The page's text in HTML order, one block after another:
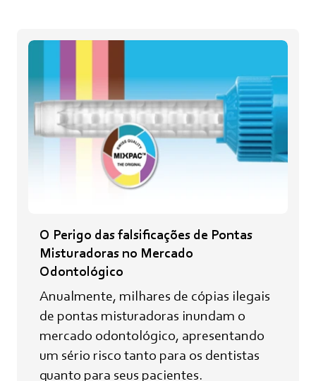
O Perigo das falsificações de Pontas
Misturadoras no Mercado
Odontológico
Anualmente, milhares de cópias ilegais
de pontas misturadoras inundam o
mercado odontológico, apresentando
um sério risco tanto para os dentistas
quanto para seus pacientes.